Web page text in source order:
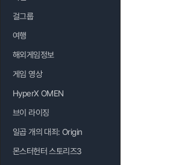
걸그룹
여행
해외게임정보
게임 영상
HyperX OMEN
브이 라이징
일곱 개의 대죄: Origin
몬스터헌터 스토리즈3